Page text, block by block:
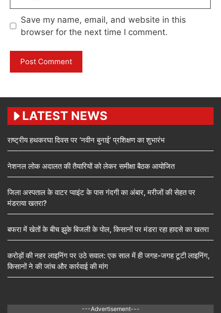
Save my name, email, and website in this
browser for the next time I comment.
LATEST NEWS
राष्ट्रीय हथकरघा दिवस पर ‘नवीन बुनाई’ प्रशिक्षण का शुभारंभ
नेशनल लोक अदालत की तैयारियों को लेकर समीक्षा बैठक आयोजित
जिला अस्पताल के वाटर प्वाइंट के पास गंदगी का अंबार, मरीजों की सेहत पर
मंडराया खतरा?
बफरा में खेतों के बीच झुके बिजली के पोल, किसानों पर मंडरा रहा हादसे का खतरा
करोड़ों की नहर लाइनिंग पर उठे सवाल: एक साल में ही जगह-जगह टूटी लाइनिंग,
किसानों ने की जांच और कार्रवाई की मांग
---Advertisement---